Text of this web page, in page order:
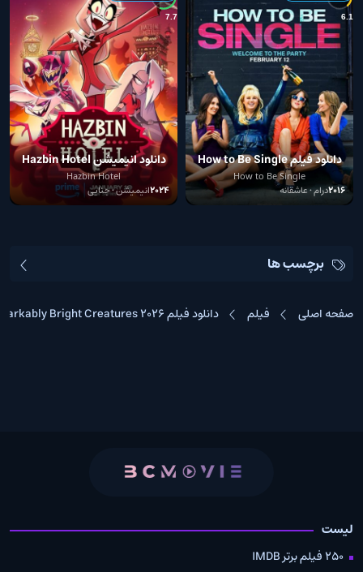
6.1
دانلود فیلم How to Be Single
2016
How to Be Single
2016درام • عاشقانه
7.7
دانلود انیمیشن Hazbin Hotel
Hazbin Hotel
2024انیمیشن • جنایی
برچسب ها
صفحه اصلی فیلم دانلود فیلم Remarkably Bright Creatures 2026
لیست
250 فیلم برتر IMDB